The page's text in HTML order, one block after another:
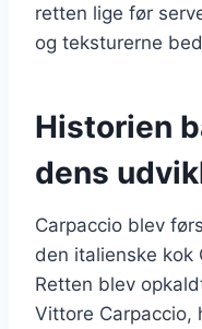
retten lige før
og teksturerne
Historien
dens
Carpaccio blev
den italienske kok
Retten blev
Vittore